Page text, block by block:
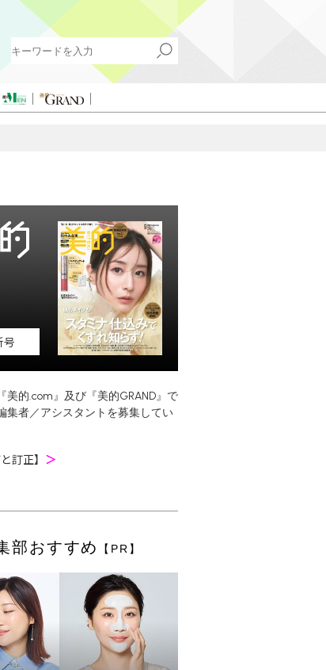
号
美的.com』及び『美的GRAND』で
集者／アシスタントを募集してい
訂正】 ＞
部おすすめ 【PR】